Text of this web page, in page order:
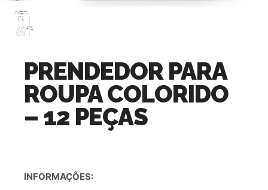
PRENDEDOR PARA
ROUPA COLORIDO
– 12 PEÇAS
INFORMAÇÕES: